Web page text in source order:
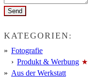
KATEGORIEN:
Fotografie
Produkt & Werbung
Aus der Werkstatt